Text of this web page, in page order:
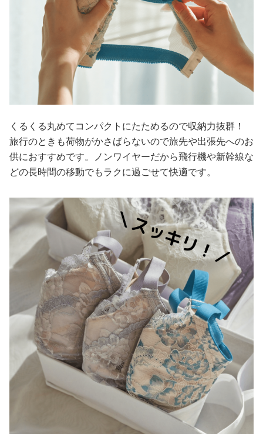
くるくる丸めてコンパクトにたためるので収納力抜群！
旅行のときも荷物がかさばらないので旅先や出張先へのお
供におすすめです。ノンワイヤーだから飛行機や新幹線な
どの長時間の移動でもラクに過ごせて快適です。